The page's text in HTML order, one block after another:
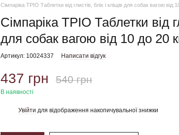
Сімпаріка ТРІО Таблетки від глистів, бліх і кліщів для собак вагою від
Сімпаріка ТРІО Таблетки від
для собак вагою від 10 до 20
Артикул: 10024337 Написати відгук
437 грн 540 грн
В наявності
Увійти для відображення накопичувальної знижки